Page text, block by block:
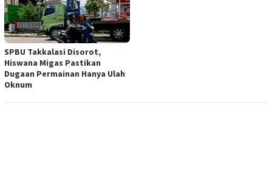
SPBU Takkalasi Disorot,
Hiswana Migas Pastikan
Dugaan Permainan Hanya Ulah
Oknum